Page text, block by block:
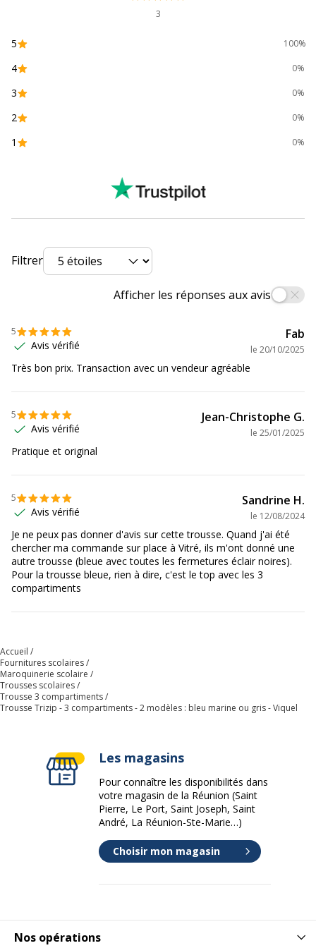
Profondeur
3
5 100%
4 0%
3 0%
2 0%
1 0%
Filtrer
Afficher les réponses aux avis
5
Avis vérifié
Fab
le 20/10/2025
Très bon prix. Transaction avec un vendeur agréable
5
Avis vérifié
Jean-Christophe G.
le 25/01/2025
Pratique et original
5
Avis vérifié
Sandrine H.
le 12/08/2024
Je ne peux pas donner d'avis sur cette trousse. Quand j'ai été
chercher ma commande sur place à Vitré, ils m'ont donné une
autre trousse (bleue avec toutes les fermetures éclair noires).
Pour la trousse bleue, rien à dire, c'est le top avec les 3
compartiments
Accueil
Fournitures scolaires
Maroquinerie scolaire
Trousses scolaires
Trousse 3 compartiments
Trousse Trizip - 3 compartiments - 2 modèles : bleu marine ou gris - Viquel
Nos opérations
Les magasins
Pour connaître les disponibilités dans
votre magasin de la Réunion (Saint
Pierre, Le Port, Saint Joseph, Saint
André, La Réunion-Ste-Marie…)
Choisir mon magasin